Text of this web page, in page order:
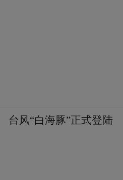
台风“白海豚”正式登陆